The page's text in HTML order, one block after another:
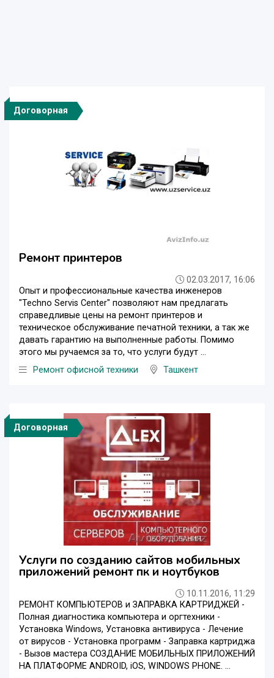
Договорная
Ремонт принтеров
02.03.2017, 16:06
Опыт и профессиональные качества инженеров
"Techno Servis Center" позволяют нам предлагать
справедливые цены на ремонт принтеров и
техническое обслуживание печатной техники, а так же
давать гарантию на выполненные работы. Помимо
этого мы ручаемся за то, что услуги будут ...
Ремонт офисной техники
Ташкент
Договорная
Услуги по созданию сайтов мобильных
приложений ремонт пк и ноутбуков
10.11.2016, 11:29
РЕМОНТ КОМПЬЮТЕРОВ и ЗАПРАВКА КАРТРИДЖЕЙ -
Полная диагностика компьютера и оргтехники -
Установка Windows, Установка антивируса - Лечение
от вирусов - Установка программ - Заправка картриджа
- Вызов мастера СОЗДАНИЕ МОБИЛЬНЫХ ПРИЛОЖЕНИЙ
НА ПЛАТФОРМЕ ANDROID, iOS, WINDOWS PHONE. ...